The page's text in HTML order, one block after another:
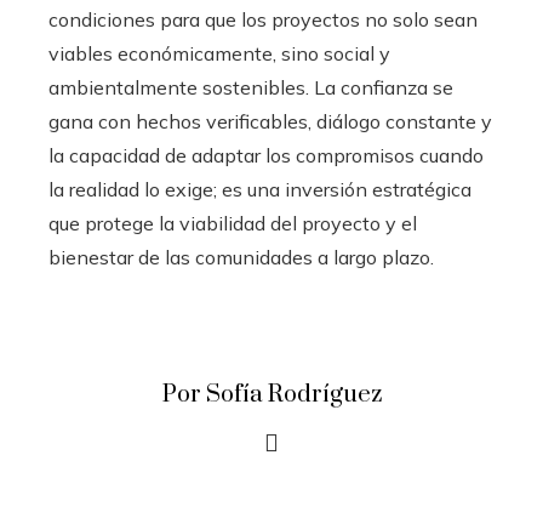
condiciones para que los proyectos no solo sean
viables económicamente, sino social y
ambientalmente sostenibles. La confianza se
gana con hechos verificables, diálogo constante y
la capacidad de adaptar los compromisos cuando
la realidad lo exige; es una inversión estratégica
que protege la viabilidad del proyecto y el
bienestar de las comunidades a largo plazo.
Por Sofía Rodríguez